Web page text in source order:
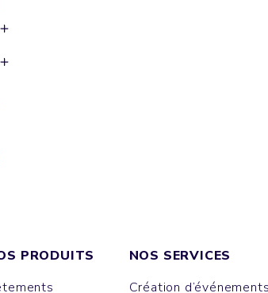
PRODUITS
NOS SERVICES
Création d’événements